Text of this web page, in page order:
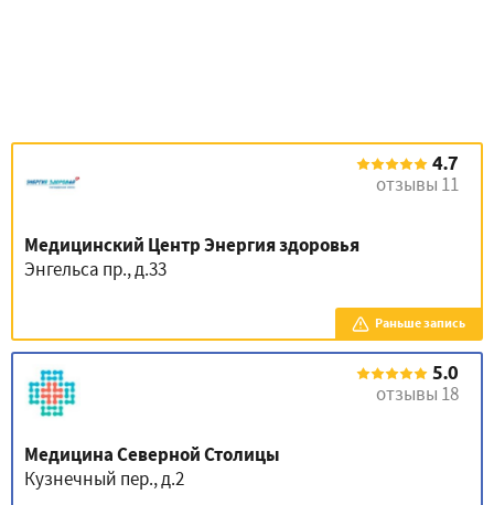
4.7
отзывы 11
Медицинский Центр Энергия здоровья
Энгельса пр., д.33
Раньше запись
5.0
отзывы 18
Медицина Северной Столицы
Кузнечный пер., д.2